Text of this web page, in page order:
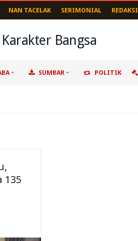
NAN TACELAK SERIMONIAL REDAKSI
SUMBAR POLITIK
135